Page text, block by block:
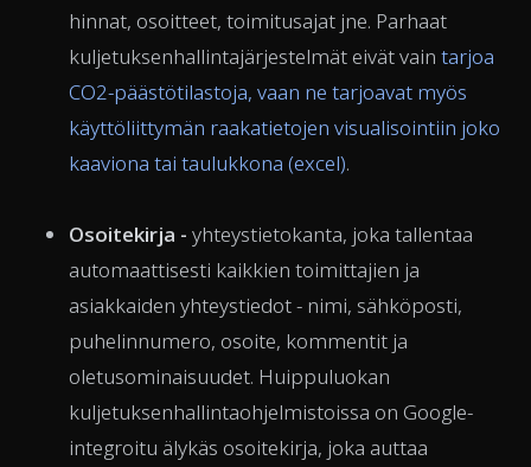
hinnat, osoitteet, toimitusajat jne. Parhaat
kuljetuksenhallintajärjestelmät eivät vain tarjoa
CO2-päästötilastoja, vaan ne tarjoavat myös
käyttöliittymän raakatietojen visualisointiin joko
kaaviona tai taulukkona (excel).
Osoitekirja - yhteystietokanta, joka tallentaa
automaattisesti kaikkien toimittajien ja
asiakkaiden yhteystiedot - nimi, sähköposti,
puhelinnumero, osoite, kommentit ja
oletusominaisuudet. Huippuluokan
kuljetuksenhallintaohjelmistoissa on Google-
integroitu älykäs osoitekirja, joka auttaa